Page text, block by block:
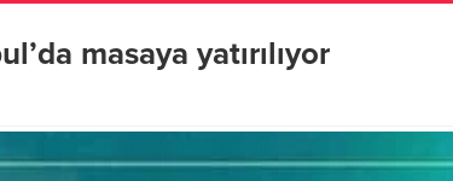
masaya yatırılıyor